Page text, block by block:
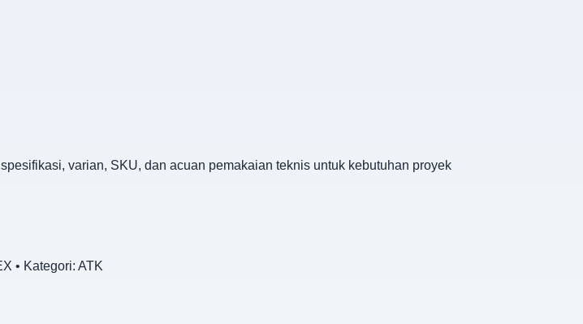
varian, SKU, dan acuan pemakaian teknis untuk kebutuhan proyek
• Kategori: ATK